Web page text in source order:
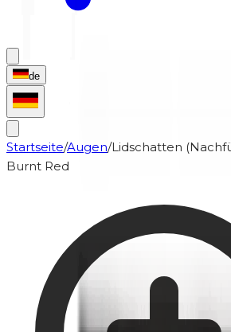
de
Startseite/Augen/Lidschatten
Burnt Red